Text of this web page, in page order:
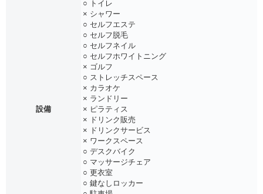
設備
○ トイレ
× シャワー
○ セルフエステ
○ セルフ脱毛
○ セルフネイル
○ セルフホワイトニング
× ゴルフ
○ ストレッチスペース
× カラオケ
× ランドリー
× ピラティス
× ドリンク販売
× ドリンクサービス
× ワークスペース
○ デスクバイク
○ マッサージチェア
○ 更衣室
○ 鍵なしロッカー